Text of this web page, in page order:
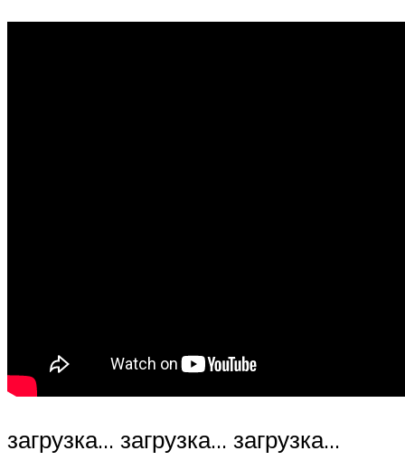
загрузка… загрузка… загрузка…